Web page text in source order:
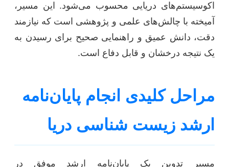
اکوسیستم‌های دریایی محسوب می‌شود. این مسیر،
آمیخته با چالش‌های علمی و پژوهشی است که نیازمند
دقت، دانش عمیق و راهنمایی صحیح برای رسیدن به
یک نتیجه درخشان و قابل دفاع است.
مراحل کلیدی انجام پایان‌نامه
ارشد زیست شناسی دریا
مسیر تدوین یک پایان‌نامه ارشد موفق در